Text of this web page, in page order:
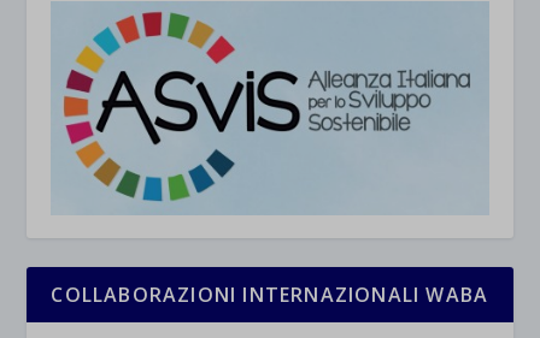
COLLABORAZIONI INTERNAZIONALI WABA